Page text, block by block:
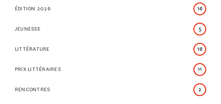
ÉDITION 2026 16
JEUNESSE 5
LITTÉRATURE 18
PRIX LITTÉRAIRES 11
RENCONTRES 2